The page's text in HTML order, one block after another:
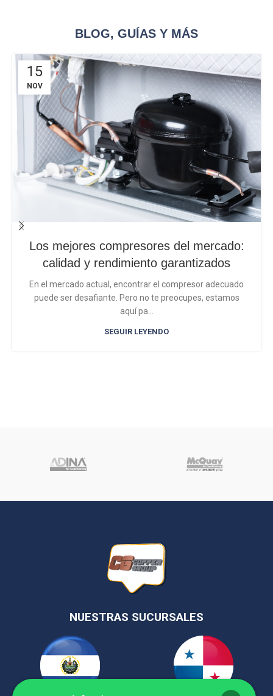
BLOG, GUÍAS Y MÁS
15
NOV
Los mejores compresores del mercado:
calidad y rendimiento garantizados
En el mercado actual, encontrar el compresor adecuado
puede ser desafiante. Pero no te preocupes, estamos
aquí pa...
SEGUIR LEYENDO
NUESTRAS SUCURSALES